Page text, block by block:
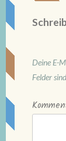
Deine E-
Felder